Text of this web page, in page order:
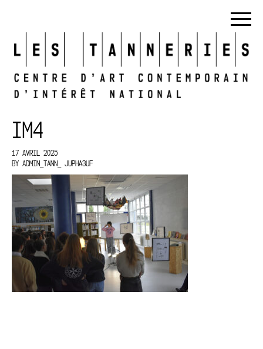
IM4
17 AVRIL 2025
BY ADMIN_TANN_ JUPHA3UF